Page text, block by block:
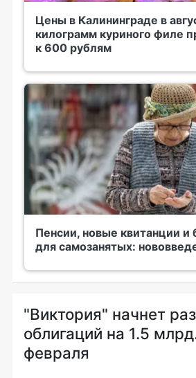
Цены в Калининграде в
килограмм куриного филе
к 600 рублям
Пенсии, новые квитанции и
для самозанятых:
"Виктория" начнет
облигаций на 1.5
февраля